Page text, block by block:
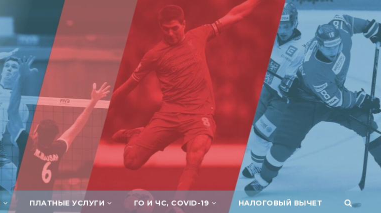
ПЛАТНЫЕ УСЛУГИ ГО И ЧС, COVID-19 НАЛОГОВЫЙ ВЫЧЕТ